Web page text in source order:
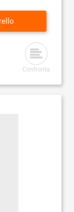
Confronta